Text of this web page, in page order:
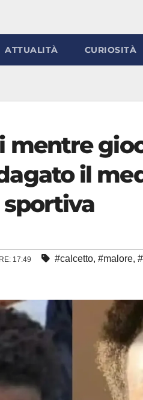
ATTUALITÀ CURIOSITÀ
mentre
il
sportiva
17:49 #calcetto, #malore,